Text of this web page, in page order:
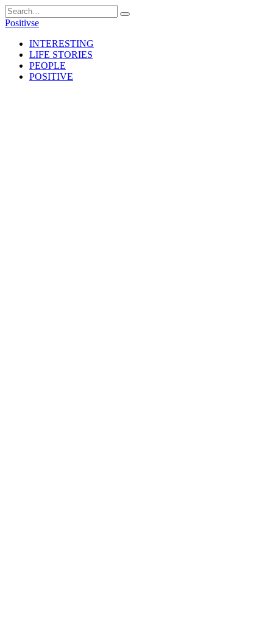
Skip
to
Search
for:
Positivse
INTERESTING
LIFE STORIES
PEOPLE
POSITIVE